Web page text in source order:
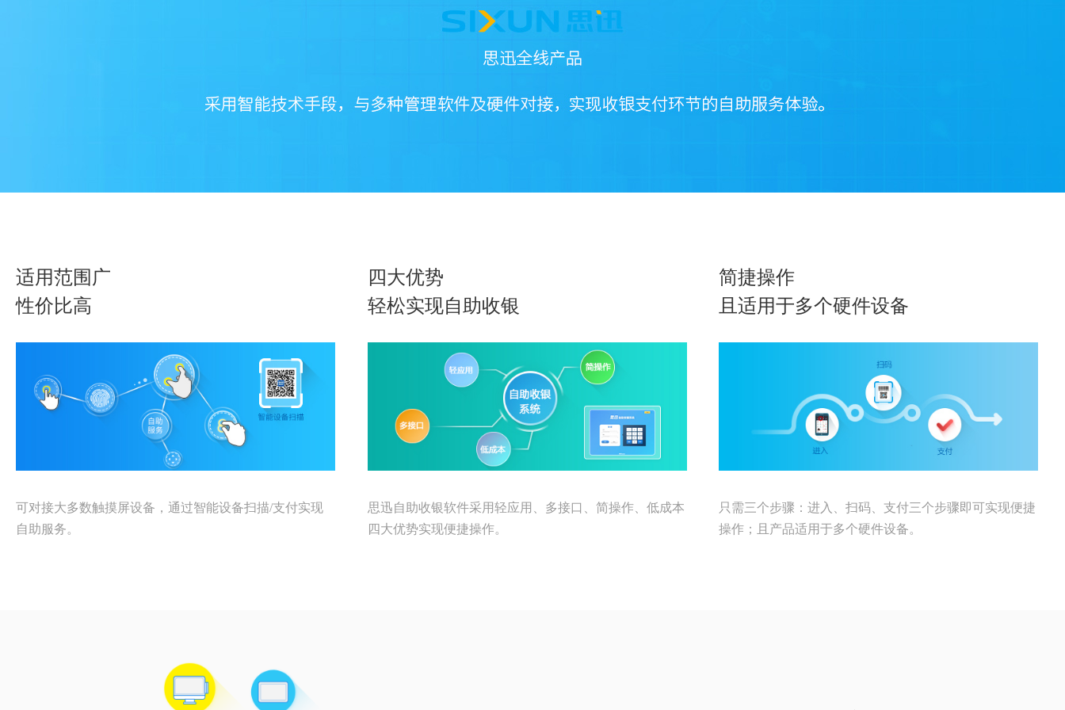
适用范围广
性价比高
可对接大多数触摸屏设备，通过智能设备扫描/支付实现
自助服务。
四大优势
轻松实现自助收银
思迅自助收银软件采用轻应用、多接口、简操作、低成本
四大优势实现便捷操作。
简捷操作
且适用于多个硬件设备
只需三个步骤：进入、扫码、支付三个步骤即可实现便捷
操作；且产品适用于多个硬件设备。